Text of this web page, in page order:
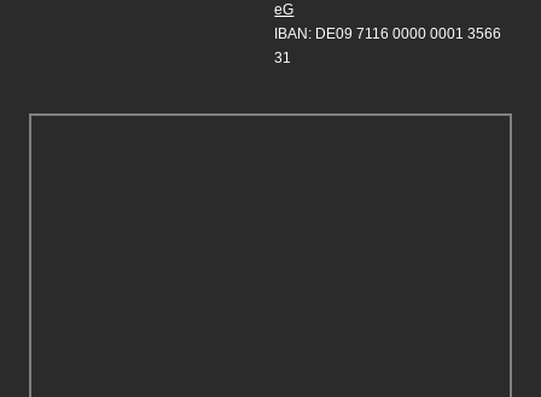
eG
IBAN: DE09 7116 0000 0001 3566
31